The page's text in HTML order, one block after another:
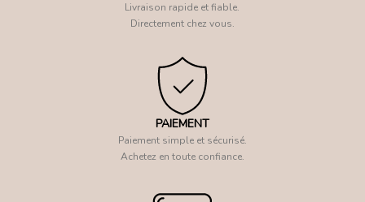
Livraison rapide et fiable.
Directement chez vous.
PAIEMENT
Paiement simple et sécurisé.
Achetez en toute confiance.